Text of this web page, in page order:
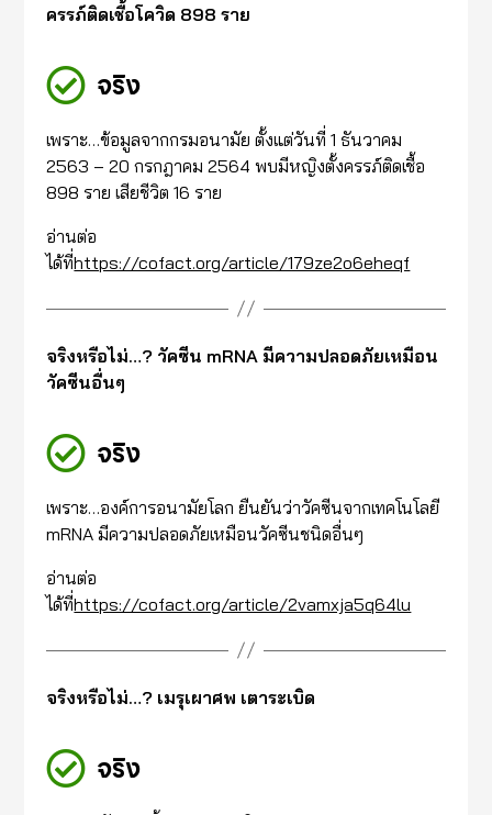
ครรภ์ติดเชื้อโควิด 898 ราย
จริง
เพราะ…ข้อมูลจากกรมอนามัย ตั้งแต่วันที่ 1 ธันวาคม
2563 – 20 กรกฎาคม 2564 พบมีหญิงตั้งครรภ์ติดเชื้อ
898 ราย เสียชีวิต 16 ราย
อ่านต่อ
ได้ที่https://cofact.org/article/179ze2o6eheqf
จริงหรือไม่…? วัคซีน mRNA มีความปลอดภัยเหมือน
วัคซีนอื่นๆ
จริง
เพราะ…องค์การอนามัยโลก ยืนยันว่าวัคซีนจากเทคโนโลยี
mRNA มีความปลอดภัยเหมือนวัคซีนชนิดอื่นๆ
อ่านต่อ
ได้ที่https://cofact.org/article/2vamxja5q64lu
จริงหรือไม่…? เมรุเผาศพ เตาระเบิด
จริง